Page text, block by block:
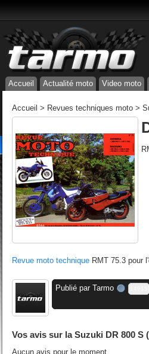
Accueil Actualité moto Video moto
Accueil > Revues techniques moto >
Revue moto technique RMT 75.3 pour
Publié par Tarmo
Vos avis sur la Suzuki DR 800 S
Aucun avis pour le moment